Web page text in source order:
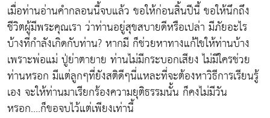
เมื่อท่านอ่านคำกลอนนี้จบแล้ว ขอให้ก่อนสิ้นปีนี้ ขอให้นึกถึง
ชีวิตผู้มีพระคุณเรา ว่าท่านอยู่สุขสบายดีหรือเปล่า มีภัยอะไร
บ้างที่กำลังเกิดกับท่าน? หากมี ก็ช่วยหาทางแก้ไขให้ท่านบ้าง
เพราะพ่อแม่ ปู่ย่าตายาย ท่านไม่มีกระบอกเสียง ไม่มีใครช่วย
ท่านหรอก มีแต่ลูกๆที่ยังสติดีๆนี่แหละที่จะต้องหาวิธีการเรียนรู้
เอง จะให้ท่านมาเรียกร้องความยุติธรรมนั้น ก็คงไม่มีวัน
หรอก....ก็ขอจบไว้แต่เพียงเท่านี้